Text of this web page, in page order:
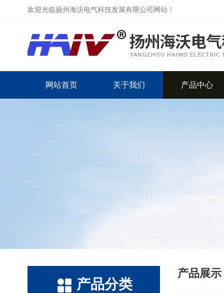
欢迎光临扬州海沃电气科技发展有限公司网站！
网站首页 关于我们 产品中心
产品分类
产品展示